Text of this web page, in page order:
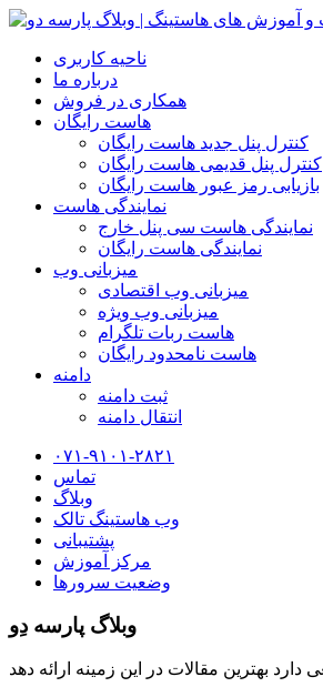
ناحیه کاربری
درباره ما
همکاری در فروش
هاست رایگان
کنترل پنل جدید هاست رایگان
کنترل پنل قدیمی هاست رایگان
بازیابی رمز عبور هاست رایگان
نمایندگی هاست
نمایندگی هاست سی پنل خارج
نمایندگی هاست رایگان
میزبانی وب
میزبانی وب اقتصادی
میزبانی وب ویژه
هاست ربات تلگرام
هاست نامحدود رایگان
دامنه
ثبت دامنه
انتقال دامنه
۰۷۱-۹۱۰۱-۲۸۲۱
تماس
وبلاگ
وب هاستینگ تالک
پشتیبانی
مرکز آموزش
وضعیت سرورها
وبلاگ پارسه دِو